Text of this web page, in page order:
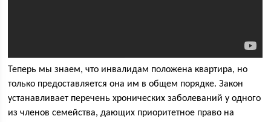
Теперь мы знаем, что инвалидам положена квартира, но
только предоставляется она им в общем порядке. Закон
устанавливает перечень хронических заболеваний у одного
из членов семейства, дающих приоритетное право на